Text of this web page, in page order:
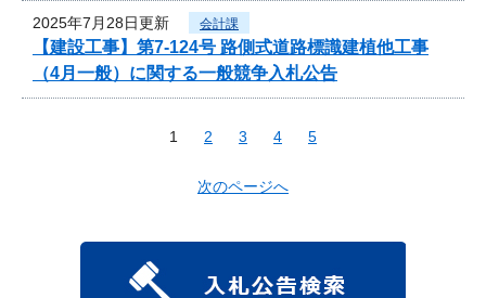
2025年7月28日更新 会計課
【建設工事】第7-124号 路側式道路標識建植他工事
（4月一般）に関する一般競争入札公告
1 2 3 4 5
次のページへ